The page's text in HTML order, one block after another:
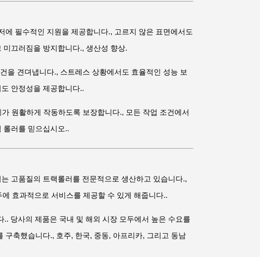
필수적인 지원을 제공합니다., 고르지 않은 표면에서도
끄러짐을 방지합니다., 생산성 향상.
을 견뎌냅니다., 스트레스 상황에서도 효율적인 성능 보
안정성을 제공합니다..
원활하게 작동하도록 보장합니다., 모든 작업 조건에서
롤러를 믿으십시오..
고품질의 트랙롤러를 전문적으로 생산하고 있습니다.,
효과적으로 서비스를 제공할 수 있게 해줍니다..
당사의 제품은 국내 및 해외 시장 모두에서 높은 수요를
축했습니다., 호주, 한국, 중동, 아프리카, 그리고 동남